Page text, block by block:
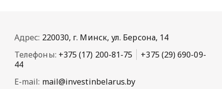
Адрес: 220030, г. Минск, ул. Берсона, 14
Телефоны: +375 (17) 200-81-75
+375 (29) 690-09-
44
E-mail: mail@investinbelarus.by